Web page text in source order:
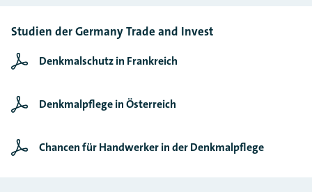
Studien der Germany Trade and Invest
Denkmalschutz in Frankreich
Denkmalpflege in Österreich
Chancen für Handwerker in der Denkmalpflege